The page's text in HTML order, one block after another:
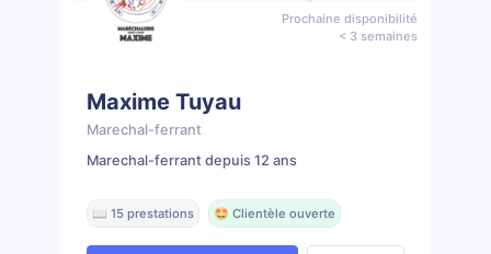
Prochaine disponibilité
< 3 semaines
Maxime Tuyau
Marechal-ferrant
Marechal-ferrant depuis 12 ans
📖 15 prestations 🤩 Clientèle ouverte